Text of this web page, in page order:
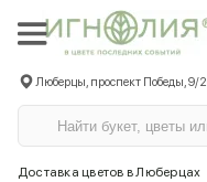
Люберцы, проспект Победы, 9/
Доставка цветов в Люберцах